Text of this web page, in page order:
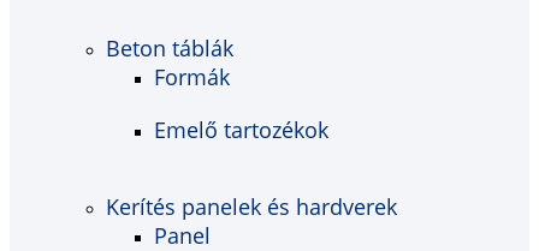
Beton táblák
Formák
Emelő tartozékok
Kerítés panelek és hardverek
Panel